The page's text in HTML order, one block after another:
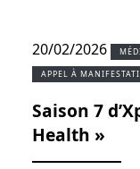
20/02/2026
APPEL À
Saison 7
Health »